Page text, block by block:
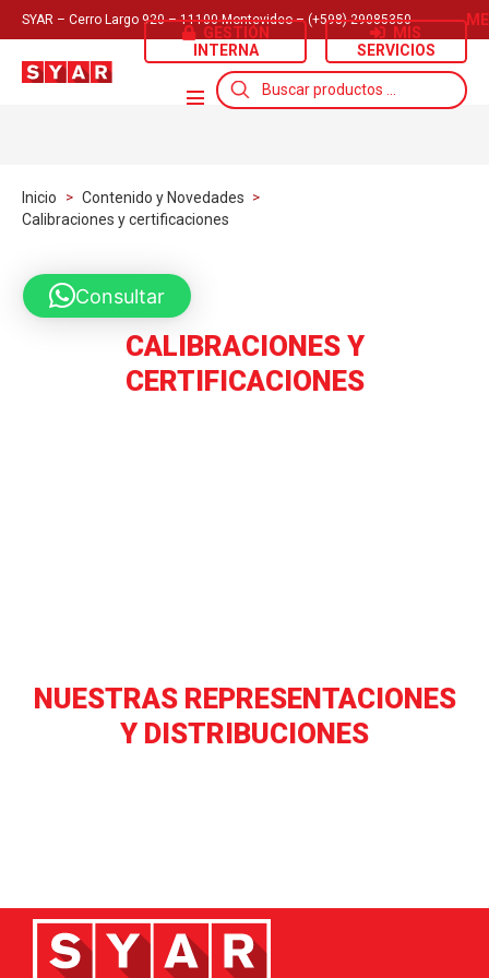
SYAR – Cerro Largo 920 – 11100 Montevideo – (+598) 29085350
GESTIÓN
INTERNA
MIS
SERVICIOS
Búsqueda
de
productos
Inicio > Contenido y Novedades >
Calibraciones y certificaciones
Consultar
CALIBRACIONES Y
CERTIFICACIONES
NUESTRAS REPRESENTACIONES
Y DISTRIBUCIONES